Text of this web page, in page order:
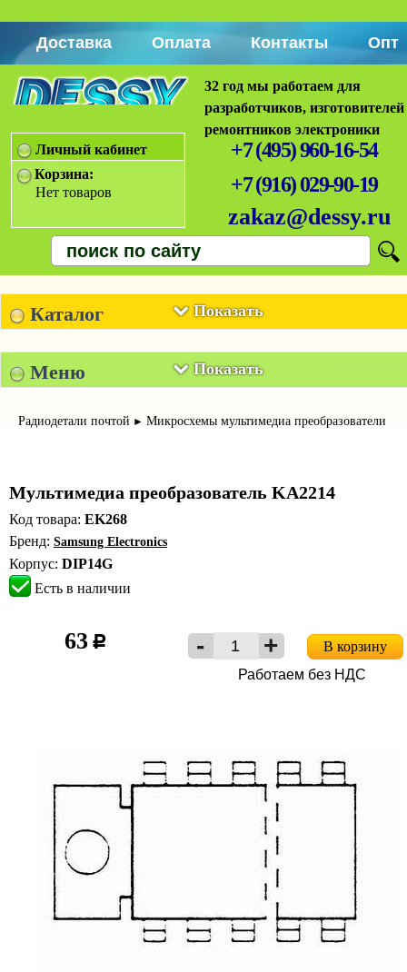
Доставка Оплата Контакты Опт
32 год мы работаем для
разработчиков,
ремонтников электроники
+7 (495) 960-16-54
+7 (916) 029-90-19
zakaz@dessy.ru
Личный кабинет
Корзина:
Нет товаров
Показать
Каталог
Показать
Меню
Радиодетали почтой ► Микросхемы мультимедиа преобразователи
Мультимедиа преобразователь KA2214
Код товара: EK268
Бренд: Samsung Electronics
Корпус: DIP14G
Есть в наличии
63 c
В корзину
Работаем без НДС